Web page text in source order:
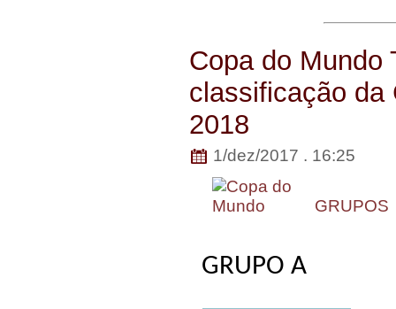
Copa do Mundo
classificação da
2018
1/dez/2017 . 16:25
GRUPOS
GRUPO A